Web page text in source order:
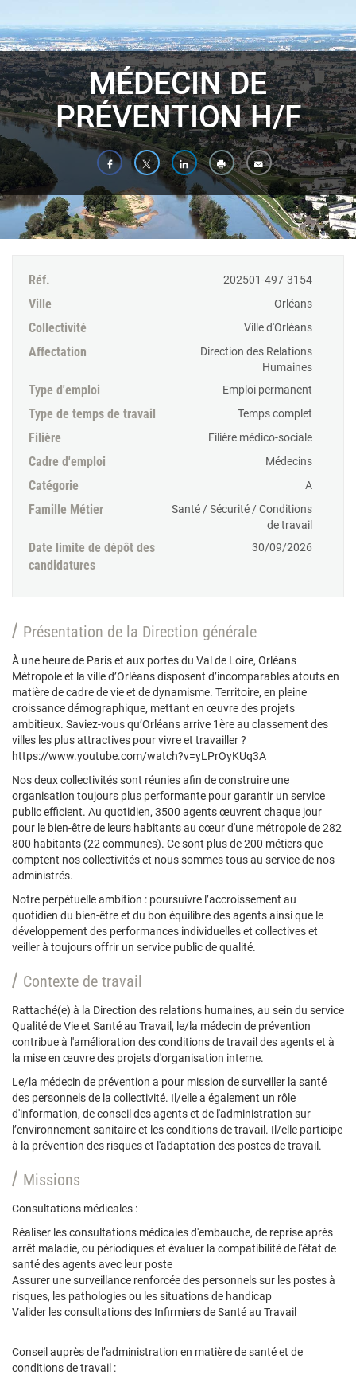
MÉDECIN DE
PRÉVENTION H/F
Réf. 202501-497-3154
Ville Orléans
Collectivité Ville d'Orléans
Affectation
Direction des Relations
Humaines
Type d'emploi Emploi permanent
Type de temps de travail Temps complet
Filière Filière médico-sociale
Cadre d'emploi Médecins
Catégorie A
Famille Métier
Santé / Sécurité / Conditions
de travail
Date limite de dépôt des
candidatures
30/09/2026
Présentation de la Direction générale
À une heure de Paris et aux portes du Val de Loire, Orléans
Métropole et la ville d’Orléans disposent d’incomparables atouts en
matière de cadre de vie et de dynamisme. Territoire, en pleine
croissance démographique, mettant en œuvre des projets
ambitieux. Saviez-vous qu’Orléans arrive 1ère au classement des
villes les plus attractives pour vivre et travailler ?
https://www.youtube.com/watch?v=yLPrOyKUq3A
Nos deux collectivités sont réunies afin de construire une
organisation toujours plus performante pour garantir un service
public efficient. Au quotidien, 3500 agents œuvrent chaque jour
pour le bien-être de leurs habitants au cœur d'une métropole de 282
800 habitants (22 communes). Ce sont plus de 200 métiers que
comptent nos collectivités et nous sommes tous au service de nos
administrés.
Notre perpétuelle ambition : poursuivre l’accroissement au
quotidien du bien-être et du bon équilibre des agents ainsi que le
développement des performances individuelles et collectives et
veiller à toujours offrir un service public de qualité.
Contexte de travail
Rattaché(e) à la Direction des relations humaines, au sein du service
Qualité de Vie et Santé au Travail, le/la médecin de prévention
contribue à l'amélioration des conditions de travail des agents et à
la mise en œuvre des projets d'organisation interne.
Le/la médecin de prévention a pour mission de surveiller la santé
des personnels de la collectivité. Il/elle a également un rôle
d'information, de conseil des agents et de l'administration sur
l’environnement sanitaire et les conditions de travail. Il/elle participe
à la prévention des risques et l'adaptation des postes de travail.
Missions
Consultations médicales :
Réaliser les consultations médicales d'embauche, de reprise après
arrêt maladie, ou périodiques et évaluer la compatibilité de l'état de
santé des agents avec leur poste
Assurer une surveillance renforcée des personnels sur les postes à
risques, les pathologies ou les situations de handicap
Valider les consultations des Infirmiers de Santé au Travail
Conseil auprès de l’administration en matière de santé et de
conditions de travail :